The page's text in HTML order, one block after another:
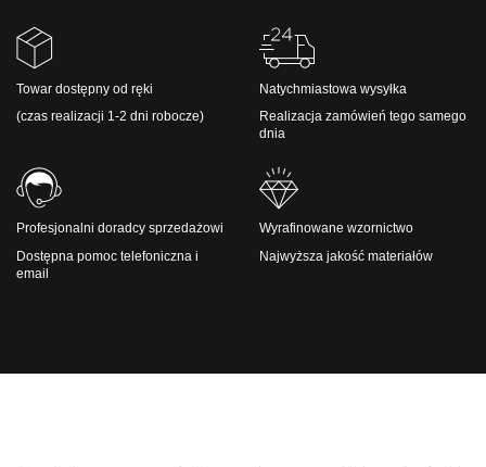
Towar dostępny od ręki
(czas realizacji 1-2 dni robocze)
Natychmiastowa wysyłka
Realizacja zamówień tego samego
dnia
Profesjonalni doradcy sprzedażowi
Dostępna pomoc telefoniczna i
email
Wyrafinowane wzornictwo
Najwyższa jakość materiałów